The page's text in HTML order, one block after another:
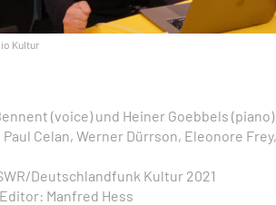
Kultur
(voice) und Heiner Goebbels (piano)
Celan, Werner Dürrson, Eleonore
Deutschlandfunk Kultur 2021
Manfred Hess